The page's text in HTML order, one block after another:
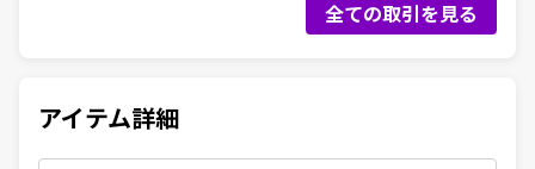
全ての取引を見る
アイテム詳細